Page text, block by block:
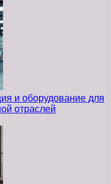
и оборудование для
отраслей